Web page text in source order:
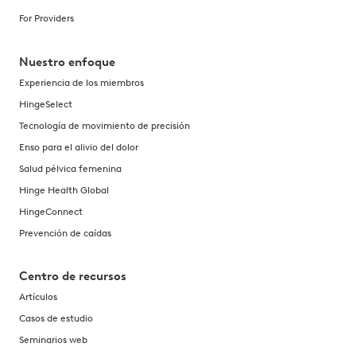
For Providers
Nuestro enfoque
Experiencia de los miembros
HingeSelect
Tecnología de movimiento de precisión
Enso para el alivio del dolor
Salud pélvica femenina
Hinge Health Global
HingeConnect
Prevención de caídas
Centro de recursos
Artículos
Casos de estudio
Seminarios web